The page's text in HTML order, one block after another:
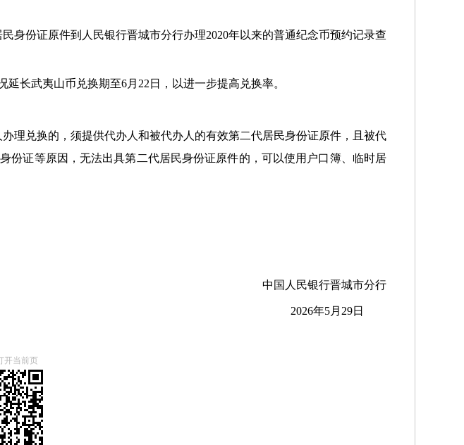
身份证原件到人民银行晋城市分行办理2020年以来的普通纪念币预约记录查
长武夷山币兑换期至6月22日，以进一步提高兑换率。
理兑换的，须提供代办人和被代办人的有效第二代居民身份证原件，且被代
份证等原因，无法出具第二代居民身份证原件的，可以使用户口簿、临时居
中国人民银行晋城市分行
2026年5月29日
开当前页